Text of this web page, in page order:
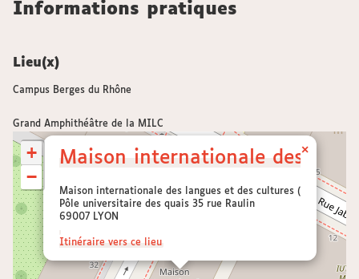
Informations pratiques
Lieu(x)
Campus Berges du Rhône
Grand Amphithéâtre de la MILC
Maison internationale des
Maison internationale des langues et des cultures (MILC)
Pôle universitaire des quais 35 rue Raulin
69007 LYON
Itinéraire vers ce lieu
×
+
−